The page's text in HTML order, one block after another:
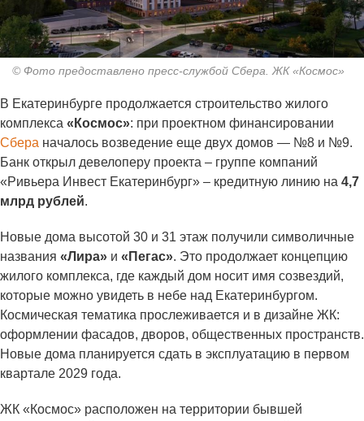
© Фото предоставлено пресс-службой Сбера. ЖК «Космос»
В Екатеринбурге продолжается строительство жилого
комплекса «Космос»: при проектном финансировании
Сбера началось возведение еще двух домов — №8 и №9.
Банк открыл девелоперу проекта – группе компаний
«Ривьера Инвест Екатеринбург» – кредитную линию на 4,7
млрд рублей.
Новые дома высотой 30 и 31 этаж получили символичные
названия «Лира» и «Пегас». Это продолжает концепцию
жилого комплекса, где каждый дом носит имя созвездий,
которые можно увидеть в небе над Екатеринбургом.
Космическая тематика прослеживается и в дизайне ЖК:
оформлении фасадов, дворов, общественных пространств.
Новые дома планируется сдать в эксплуатацию в первом
квартале 2029 года.
ЖК «Космос» расположен на территории бывшей